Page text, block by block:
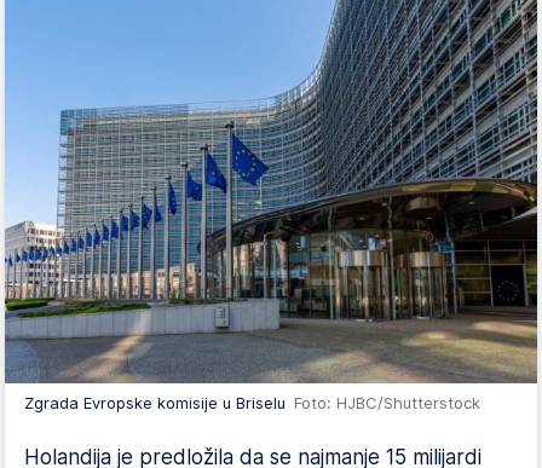
Zgrada Evropske komisije u Briselu Foto: HJBC/Shutterstock
Holandija je predložila da se najmanje 15 milijardi